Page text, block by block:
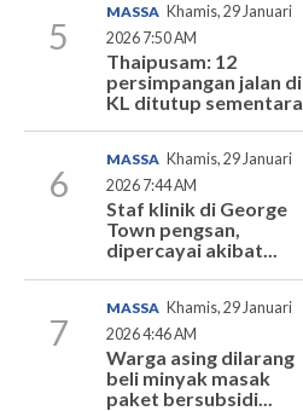
5
MASSA Khamis, 29 Januari
2026 7:50 AM
Thaipusam: 12
persimpangan jalan di
KL ditutup sementara
6
MASSA Khamis, 29 Januari
2026 7:44 AM
Staf klinik di George
Town pengsan,
dipercayai akibat...
7
MASSA Khamis, 29 Januari
2026 4:46 AM
Warga asing dilarang
beli minyak masak
paket bersubsidi...